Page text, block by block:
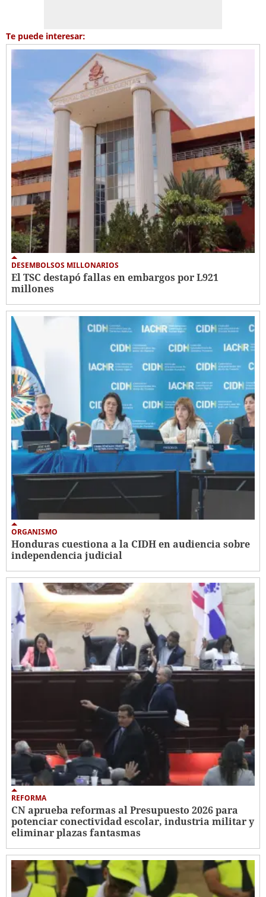
Te puede interesar:
DESEMBOLSOS MILLONARIOS
El TSC destapó fallas en embargos por L921
millones
ORGANISMO
Honduras cuestiona a la CIDH en audiencia sobre
independencia judicial
REFORMA
CN aprueba reformas al Presupuesto 2026 para
potenciar conectividad escolar, industria militar y
eliminar plazas fantasmas